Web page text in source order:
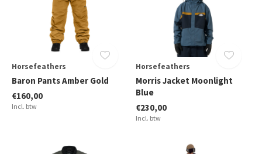
Horsefeathers
Baron Pants Amber Gold
€160,00
Incl. btw
Horsefeathers
Morris Jacket Moonlight
Blue
€230,00
Incl. btw